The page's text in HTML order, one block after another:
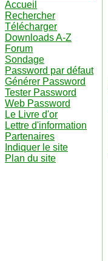
Accueil
Rechercher
Télécharger
Downloads A-Z
Forum
Sondage
Password par défaut
Générer Password
Tester Password
Web Password
Le Livre d'or
Lettre d'information
Partenaires
Indiquer le site
Plan du site